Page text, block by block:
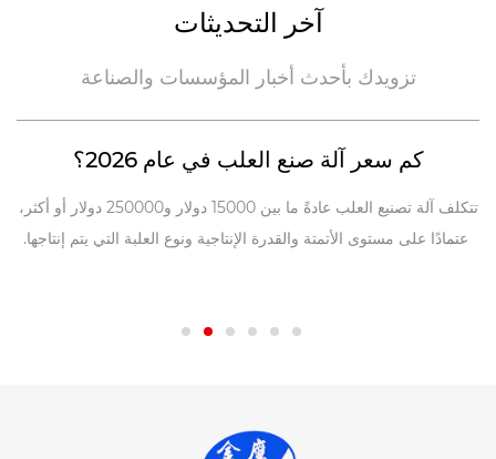
آخر التحديثات
تزويدك بأحدث أخبار المؤسسات والصناعة
كم سعر آلة صنع العلب في عام 2026؟
تتكلف آلة تصنيع العلب عادةً ما بين 15000 دولار و250000 دولار أو أكثر،
اعتمادًا على مستوى الأتمتة والقدرة الإنتاجية ونوع العلبة التي يتم إنتاجها.